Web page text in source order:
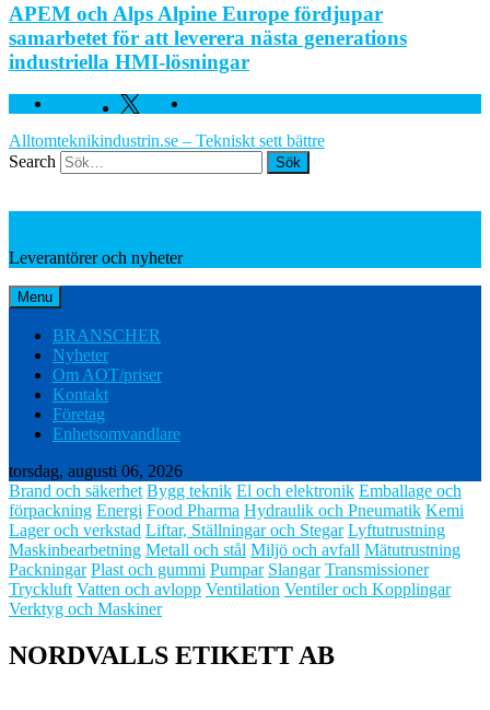
APEM och Alps Alpine Europe fördjupar
samarbetet för att leverera nästa generations
industriella HMI-lösningar
Facebook Twitter
Alltomteknikindustrin.se – Tekniskt sett bättre
Search
Leverantörer och nyheter
Menu
BRANSCHER
Nyheter
Om AOT/priser
Kontakt
Företag
Enhetsomvandlare
torsdag, augusti 06, 2026
Brand och säkerhet Bygg teknik El och elektronik Emballage och
förpackning Energi Food Pharma Hydraulik och Pneumatik Kemi
Lager och verkstad Liftar, Ställningar och Stegar Lyftutrustning
Maskinbearbetning Metall och stål Miljö och avfall Mätutrustning
Packningar Plast och gummi Pumpar Slangar Transmissioner
Tryckluft Vatten och avlopp Ventilation Ventiler och Kopplingar
Verktyg och Maskiner
NORDVALLS ETIKETT AB